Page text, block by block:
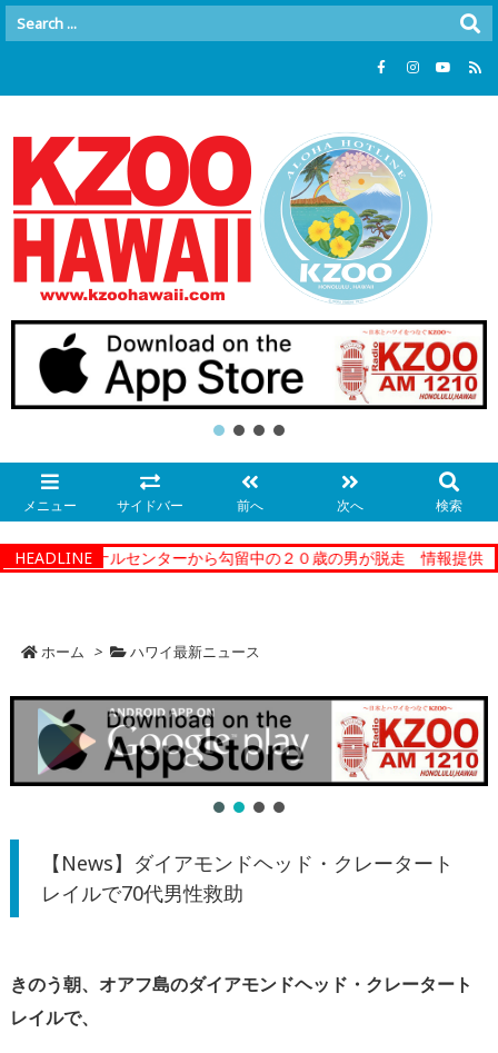
メニュー サイドバー 前へ 次へ 検索
HEADLINE
レクショナルセンターから勾留中の２０歳の男が脱走 情報提供
ホーム > ハワイ最新ニュース
【News】ダイアモンドヘッド・クレータート
レイルで70代男性救助
きのう朝、オアフ島のダイアモンドヘッド・クレータート
レイルで、